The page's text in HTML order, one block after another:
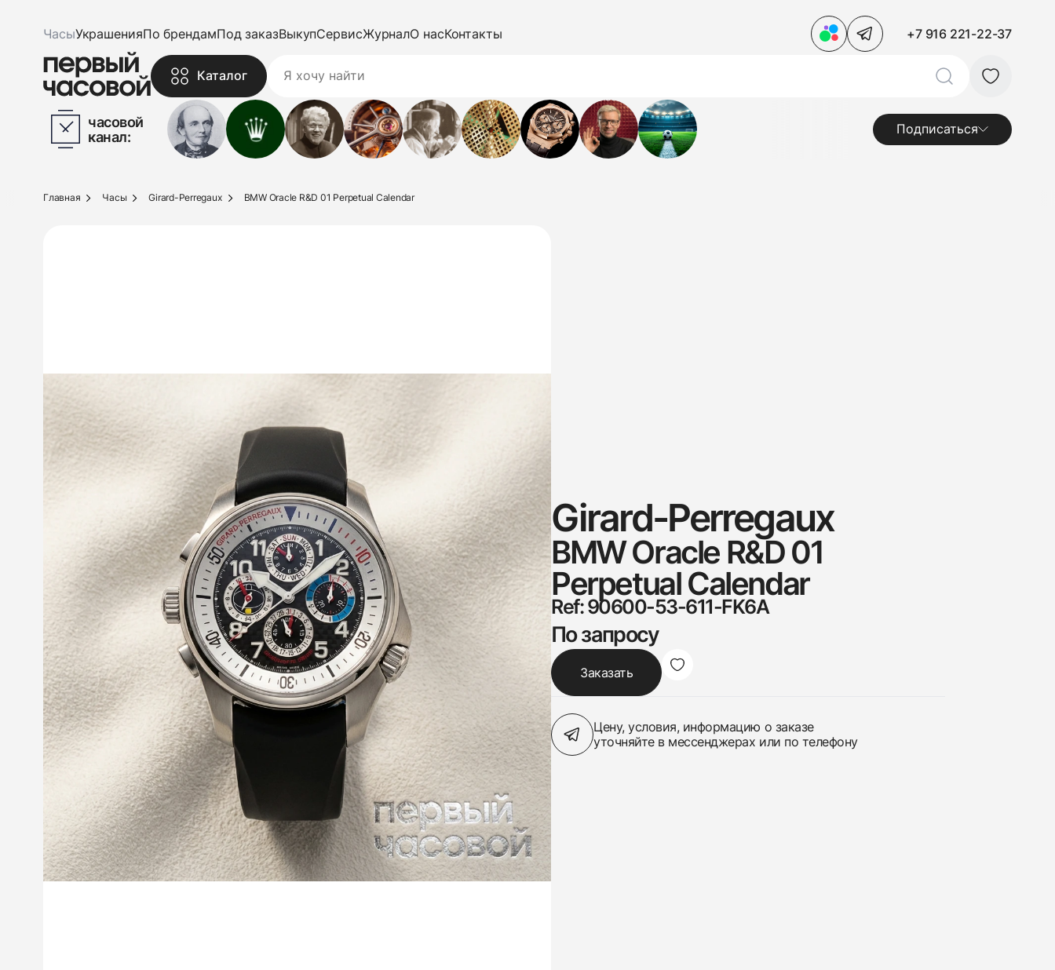
ЧасыУкрашенияПо брендамПод заказВыкупСервисЖурналО насКонтакты +7 916 221-22-37
Каталог
часовой
канал:
Подписаться
Главная Часы Girard-Perregaux BMW Oracle R&D 01 Perpetual Calendar
Girard-Perregaux
BMW Oracle R&D 01
Perpetual Calendar
Ref: 90600-53-611-FK6A
По запросу
Заказать
Цену, условия, информацию о заказе
уточняйте в мессенджерах или по телефону